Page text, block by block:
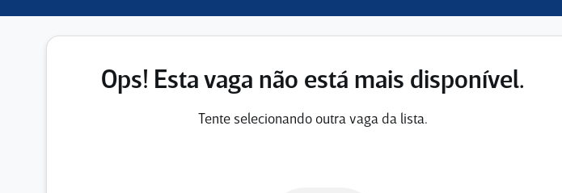
Ops! Esta vaga não está mais disponível.
Tente selecionando outra vaga da lista.